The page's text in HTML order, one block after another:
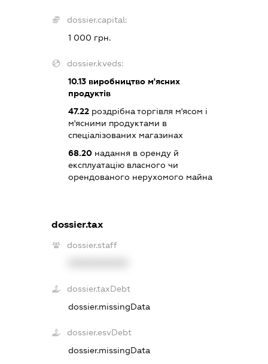
dossier.capital:
1 000 грн.
dossier.kveds:
10.13 виробництво м'ясних
продуктів
47.22 роздрібна торгівля м'ясом і
м'ясними продуктами в
спеціалізованих магазинах
68.20 надання в оренду й
експлуатацію власного чи
орендованого нерухомого майна
dossier.tax
dossier.staff
dossier.taxDebt
dossier.missingData
dossier.esvDebt
dossier.missingData